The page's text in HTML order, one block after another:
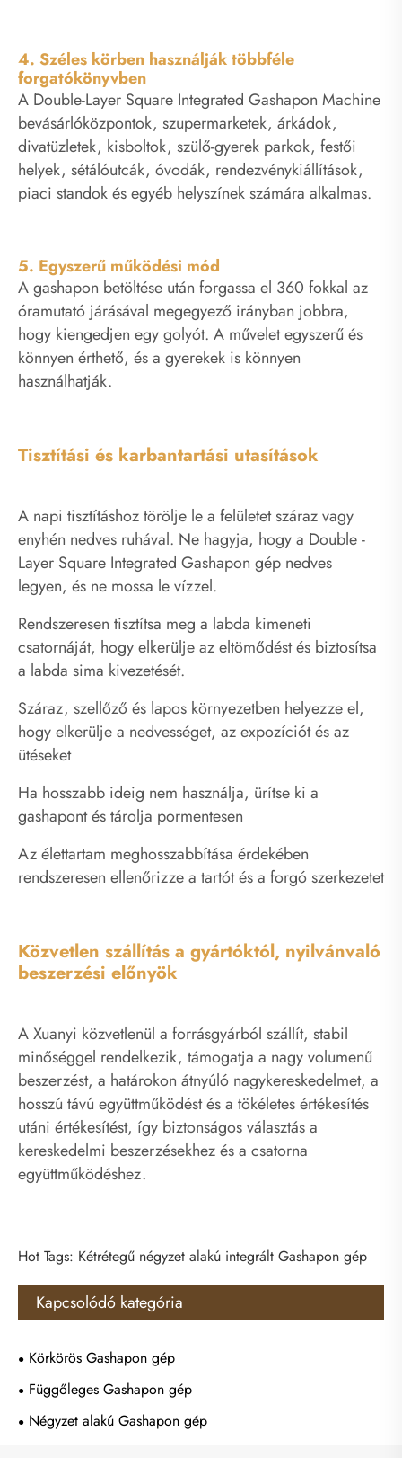
4. Széles körben használják többféle
forgatókönyvben
A Double-Layer Square Integrated Gashapon Machine
bevásárlóközpontok, szupermarketek, árkádok,
divatüzletek, kisboltok, szülő-gyerek parkok, festői
helyek, sétálóutcák, óvodák, rendezvénykiállítások,
piaci standok és egyéb helyszínek számára alkalmas.
5. Egyszerű működési mód
A gashapon betöltése után forgassa el 360 fokkal az
óramutató járásával megegyező irányban jobbra,
hogy kiengedjen egy golyót. A művelet egyszerű és
könnyen érthető, és a gyerekek is könnyen
használhatják.
Tisztítási és karbantartási utasítások
A napi tisztításhoz törölje le a felületet száraz vagy
enyhén nedves ruhával. Ne hagyja, hogy a Double -
Layer Square Integrated Gashapon gép nedves
legyen, és ne mossa le vízzel.
Rendszeresen tisztítsa meg a labda kimeneti
csatornáját, hogy elkerülje az eltömődést és biztosítsa
a labda sima kivezetését.
Száraz, szellőző és lapos környezetben helyezze el,
hogy elkerülje a nedvességet, az expozíciót és az
ütéseket
Ha hosszabb ideig nem használja, ürítse ki a
gashapont és tárolja pormentesen
Az élettartam meghosszabbítása érdekében
rendszeresen ellenőrizze a tartót és a forgó szerkezetet
Közvetlen szállítás a gyártóktól, nyilvánvaló
beszerzési előnyök
A Xuanyi közvetlenül a forrásgyárból szállít, stabil
minőséggel rendelkezik, támogatja a nagy volumenű
beszerzést, a határokon átnyúló nagykereskedelmet, a
hosszú távú együttműködést és a tökéletes értékesítés
utáni értékesítést, így biztonságos választás a
kereskedelmi beszerzésekhez és a csatorna
együttműködéshez.
Hot Tags: Kétrétegű négyzet alakú integrált Gashapon gép
Kapcsolódó kategória
Körkörös Gashapon gép
Függőleges Gashapon gép
Négyzet alakú Gashapon gép